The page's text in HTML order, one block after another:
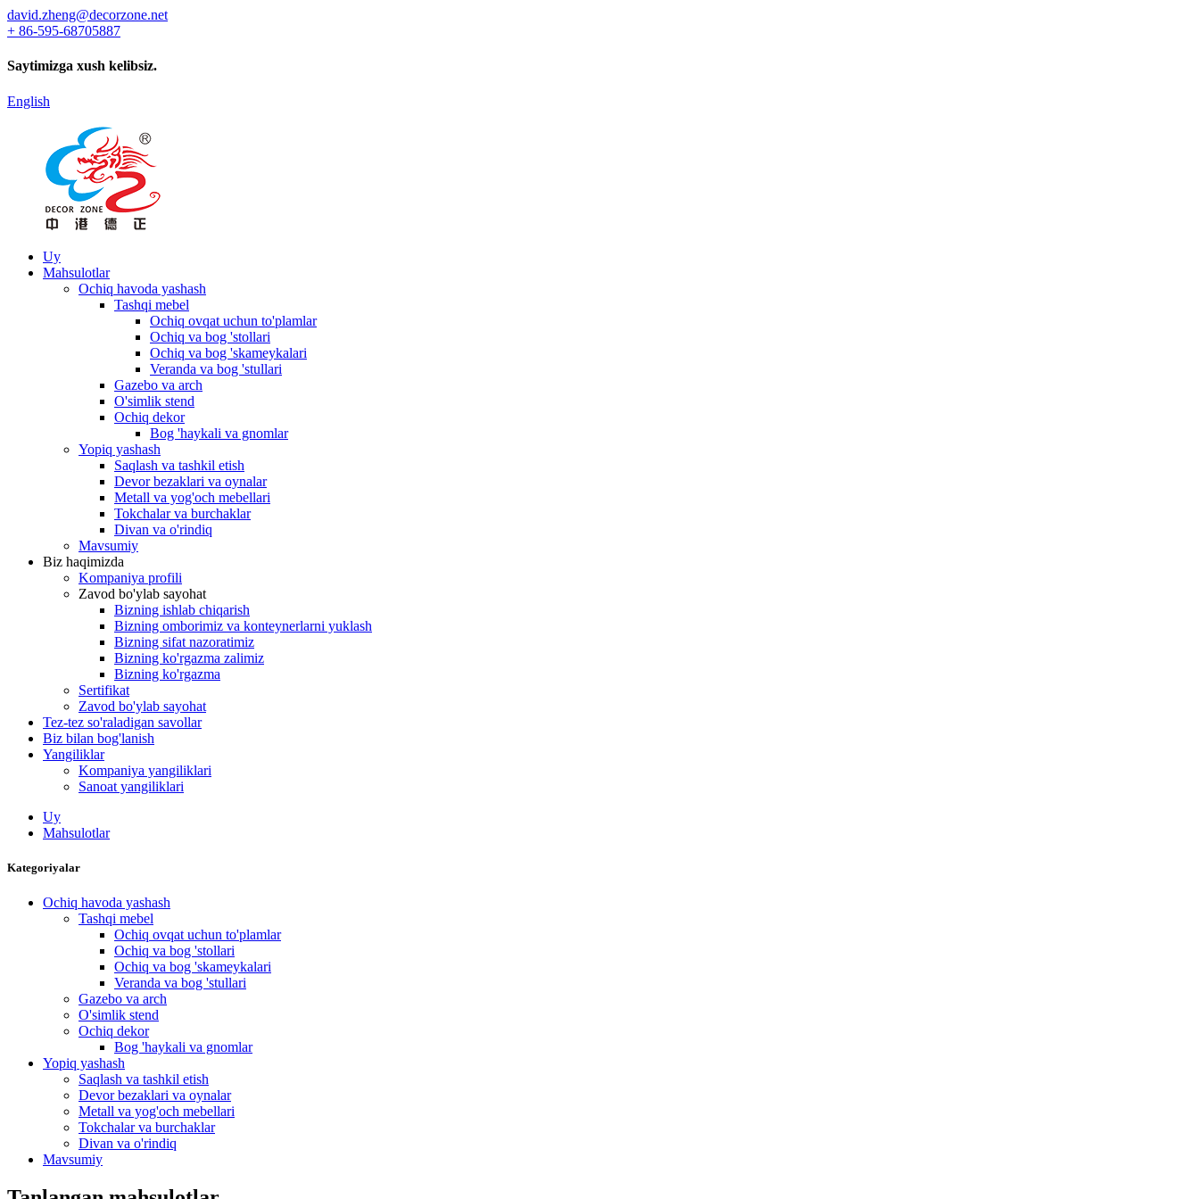
david.zheng@decorzone.net
+ 86-595-68705887
Saytimizga xush kelibsiz.
English
Uy
Mahsulotlar
Ochiq havoda yashash
Tashqi mebel
Ochiq ovqat uchun to'plamlar
Ochiq va bog 'stollari
Ochiq va bog 'skameykalari
Veranda va bog 'stullari
Gazebo va arch
O'simlik stend
Ochiq dekor
Bog 'haykali va gnomlar
Yopiq yashash
Saqlash va tashkil etish
Devor bezaklari va oynalar
Metall va yog'och mebellari
Tokchalar va burchaklar
Divan va o'rindiq
Mavsumiy
Biz haqimizda
Kompaniya profili
Zavod bo'ylab sayohat
Bizning ishlab chiqarish
Bizning omborimiz va konteynerlarni yuklash
Bizning sifat nazoratimiz
Bizning ko'rgazma zalimiz
Bizning ko'rgazma
Sertifikat
Zavod bo'ylab sayohat
Tez-tez so'raladigan savollar
Biz bilan bog'lanish
Yangiliklar
Kompaniya yangiliklari
Sanoat yangiliklari
Uy
Mahsulotlar
Kategoriyalar
Ochiq havoda yashash
Tashqi mebel
Ochiq ovqat uchun to'plamlar
Ochiq va bog 'stollari
Ochiq va bog 'skameykalari
Veranda va bog 'stullari
Gazebo va arch
O'simlik stend
Ochiq dekor
Bog 'haykali va gnomlar
Yopiq yashash
Saqlash va tashkil etish
Devor bezaklari va oynalar
Metall va yog'och mebellari
Tokchalar va burchaklar
Divan va o'rindiq
Mavsumiy